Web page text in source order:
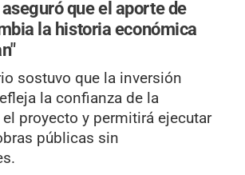
que el aporte de
la historia económica
sostuvo que la inversión
la confianza de la
proyecto y permitirá ejecutar
públicas sin